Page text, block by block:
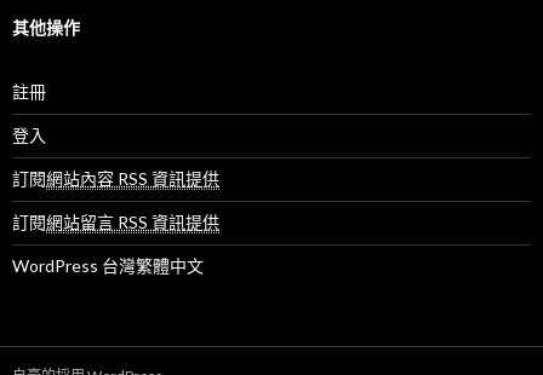
其他操作
註冊
登入
訂閱網站內容 RSS 資訊提供
訂閱網站留言 RSS 資訊提供
WordPress 台灣繁體中文